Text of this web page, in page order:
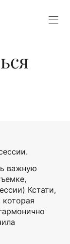
важную
Кстати,
которая